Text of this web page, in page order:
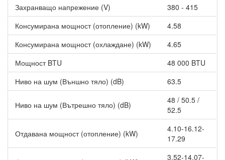
Захранващо напрежение (V)
380 - 415
Консумирана мощност (отопление) (kW)
4.58
Консумирана мощност (охлаждане) (kW)
4.65
Мощност BTU
48 000 BTU
Ниво на шум (Външно тяло) (dB)
63.5
Ниво на шум (Вътрешно тяло) (dB)
48 / 50.5 /
52.5
Отдавана мощност (отопление) (kW)
4.10-16.12-
17.29
3.52-14.07-